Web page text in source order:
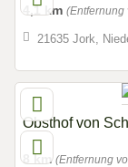
4,1 km (Entfernung
21635 Jork,
Obsthof von
8 km(Entfernung